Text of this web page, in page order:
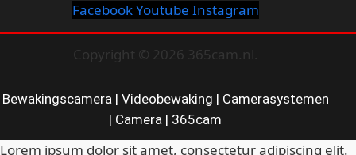
FacebookYoutube Instagram
Copyright © 2026 365cam.nl.
Bewakingscamera | Videobewaking | Camerasystemen
| Camera | 365cam
Lorem ipsum dolor sit amet, consectetur adipiscing elit.